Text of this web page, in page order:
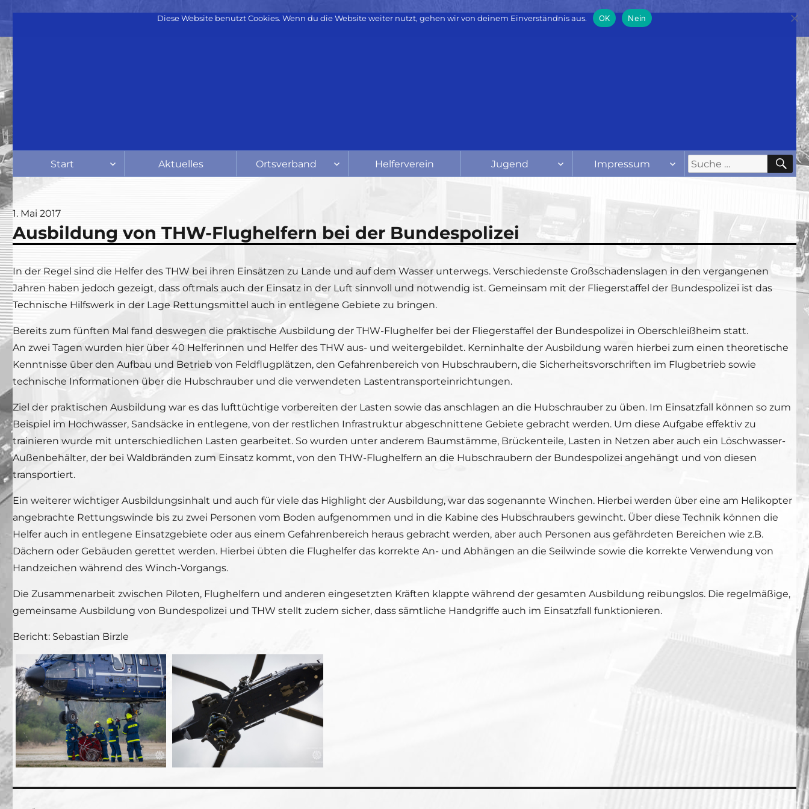
Start Aktuelles Ortsverband Helferverein Jugend Impressum
Suche
nach:
Veröffentlicht
am
1. Mai 2017
Ausbildung von THW-Flughelfern bei der Bundespolizei
In der Regel sind die Helfer des THW bei ihren Einsätzen zu Lande und auf dem Wasser unterwegs. Verschiedenste Großschadenslagen in den vergangenen
Jahren haben jedoch gezeigt, dass oftmals auch der Einsatz in der Luft sinnvoll und notwendig ist. Gemeinsam mit der Fliegerstaffel der Bundespolizei ist das
Technische Hilfswerk in der Lage Rettungsmittel auch in entlegene Gebiete zu bringen.
Bereits zum fünften Mal fand deswegen die praktische Ausbildung der THW-Flughelfer bei der Fliegerstaffel der Bundespolizei in Oberschleißheim statt.
An zwei Tagen wurden hier über 40 Helferinnen und Helfer des THW aus- und weitergebildet. Kerninhalte der Ausbildung waren hierbei zum einen theoretische
Kenntnisse über den Aufbau und Betrieb von Feldflugplätzen, den Gefahrenbereich von Hubschraubern, die Sicherheitsvorschriften im Flugbetrieb sowie
technische Informationen über die Hubschrauber und die verwendeten Lastentransporteinrichtungen.
Ziel der praktischen Ausbildung war es das lufttüchtige vorbereiten der Lasten sowie das anschlagen an die Hubschrauber zu üben. Im Einsatzfall können so zum
Beispiel im Hochwasser, Sandsäcke in entlegene, von der restlichen Infrastruktur abgeschnittene Gebiete gebracht werden. Um diese Aufgabe effektiv zu
trainieren wurde mit unterschiedlichen Lasten gearbeitet. So wurden unter anderem Baumstämme, Brückenteile, Lasten in Netzen aber auch ein Löschwasser-
Außenbehälter, der bei Waldbränden zum Einsatz kommt, von den THW-Flughelfern an die Hubschraubern der Bundespolizei angehängt und von diesen
transportiert.
Ein weiterer wichtiger Ausbildungsinhalt und auch für viele das Highlight der Ausbildung, war das sogenannte Winchen. Hierbei werden über eine am Helikopter
angebrachte Rettungswinde bis zu zwei Personen vom Boden aufgenommen und in die Kabine des Hubschraubers gewincht. Über diese Technik können die
Helfer auch in entlegene Einsatzgebiete oder aus einem Gefahrenbereich heraus gebracht werden, aber auch Personen aus gefährdeten Bereichen wie z.B.
Dächern oder Gebäuden gerettet werden. Hierbei übten die Flughelfer das korrekte An- und Abhängen an die Seilwinde sowie die korrekte Verwendung von
Handzeichen während des Winch-Vorgangs.
Die Zusammenarbeit zwischen Piloten, Flughelfern und anderen eingesetzten Kräften klappte während der gesamten Ausbildung reibungslos. Die regelmäßige,
gemeinsame Ausbildung von Bundespolizei und THW stellt zudem sicher, dass sämtliche Handgriffe auch im Einsatzfall funktionieren.
Bericht: Sebastian Birzle
Diese Website benutzt Cookies. Wenn du die Website weiter nutzt, gehen wir von deinem Einverständnis aus. OK Nein